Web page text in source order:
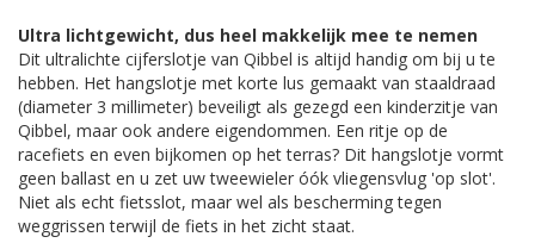
Ultra lichtgewicht, dus heel makkelijk mee te nemen
Dit ultralichte cijferslotje van Qibbel is altijd handig om bij u te
hebben. Het hangslotje met korte lus gemaakt van staaldraad
(diameter 3 millimeter) beveiligt als gezegd een kinderzitje van
Qibbel, maar ook andere eigendommen. Een ritje op de
racefiets en even bijkomen op het terras? Dit hangslotje vormt
geen ballast en u zet uw tweewieler óók vliegensvlug 'op slot'.
Niet als echt fietsslot, maar wel als bescherming tegen
weggrissen terwijl de fiets in het zicht staat.